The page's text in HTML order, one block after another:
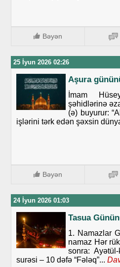
Bəyən
25 İyun 2026 02:26
Aşura
İmam
şəhidlərinə
(ə) buyurur:
işlərini tərk edən şəxsin
Bəyən
24 İyun 2026 01:03
Tasua
1. Namazlar
namaz Hər
sonra:
surəsi – 10 dəfə “Fələq”...